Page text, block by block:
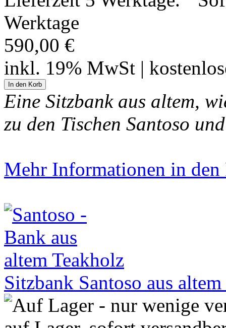
Werktage
590,00 €
inkl. 19% MwSt |
Eine Sitzbank aus altem,
zu den Tischen Santoso
Mehr Informationen in den
Sitzbank Santoso aus